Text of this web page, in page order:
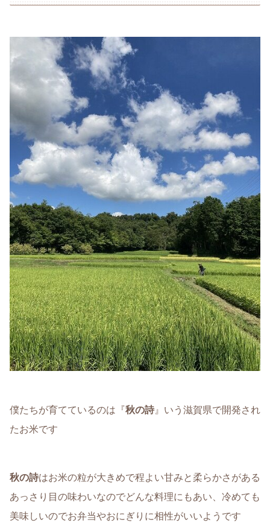
僕たちが育てているのは『秋の詩 』いう滋賀県で開発され
たお米です
秋の詩はお米の粒が大きめで程よい甘みと柔らかさがある
あっさり目の味わいなのでどんな料理にもあい、冷めても
美味しいのでお弁当やおにぎりに相性がいいようです